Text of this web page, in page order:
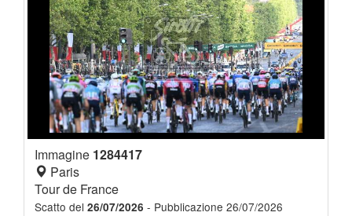
Immagine 1284417
Paris
Tour de France
Scatto del 26/07/2026 - Pubblicazione 26/07/2026